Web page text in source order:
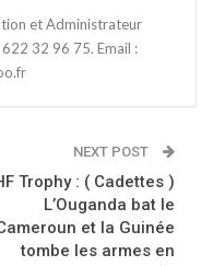
et Administrateur
32 96 75. Email :
NEXT POST
Trophy : ( Cadettes )
L’Ouganda bat le
et la Guinée
tombe les armes en